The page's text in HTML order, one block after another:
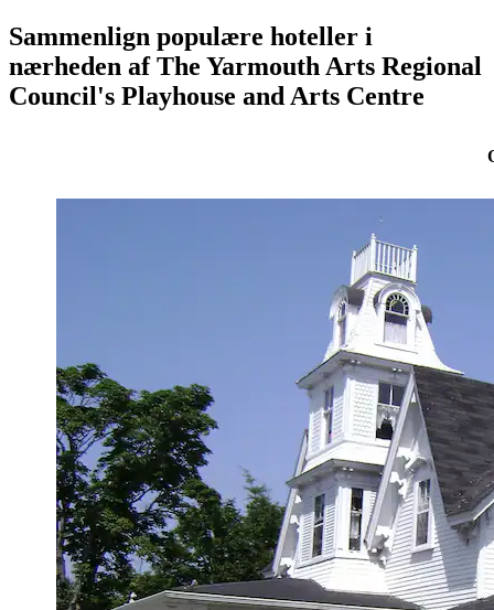
Sammenlign populære hoteller i
nærheden af The Yarmouth Arts Regional
Council's Playhouse and Arts Centre